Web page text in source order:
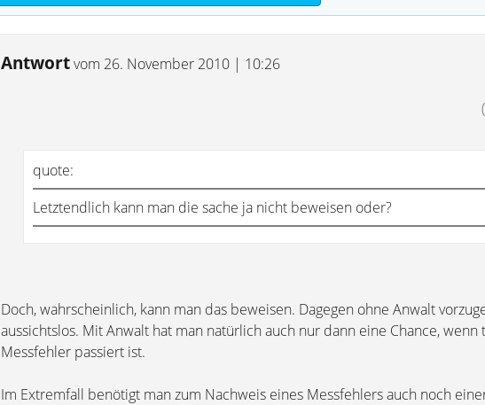
Antwortvom 26. November 2010 | 10:26
quote:
Letztendlich kann man die sache ja nicht beweisen oder?
Doch, wahrscheinlich, kann man das beweisen. Dagegen ohne Anwalt
aussichtslos. Mit Anwalt hat man natürlich auch nur dann eine Chance, wenn
Messfehler passiert ist.
Im Extremfall benötigt man zum Nachweis eines Messfehlers auch noch